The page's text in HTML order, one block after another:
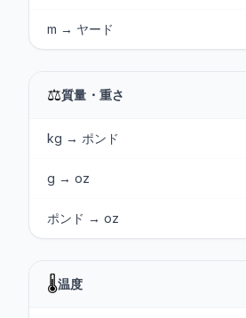
m → ヤード
⚖️質量・重さ
kg → ポンド
g → oz
ポンド → oz
🌡️温度